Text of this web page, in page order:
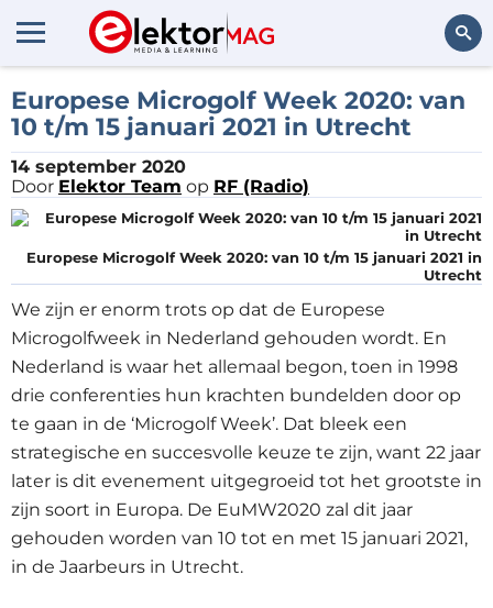
Zoeken
Europese Microgolf Week 2020: van
10 t/m 15 januari 2021 in Utrecht
14 september 2020
Door Elektor Team op RF (Radio)
Europese Microgolf Week 2020: van 10 t/m 15 januari 2021 in
Utrecht
We zijn er enorm trots op dat de Europese
Microgolfweek in Nederland gehouden wordt. En
Nederland is waar het allemaal begon, toen in 1998
drie conferenties hun krachten bundelden door op
te gaan in de ‘Microgolf Week’. Dat bleek een
strategische en succesvolle keuze te zijn, want 22 jaar
later is dit evenement uitgegroeid tot het grootste in
zijn soort in Europa. De EuMW2020 zal dit jaar
gehouden worden van 10 tot en met 15 januari 2021,
in de Jaarbeurs in Utrecht.